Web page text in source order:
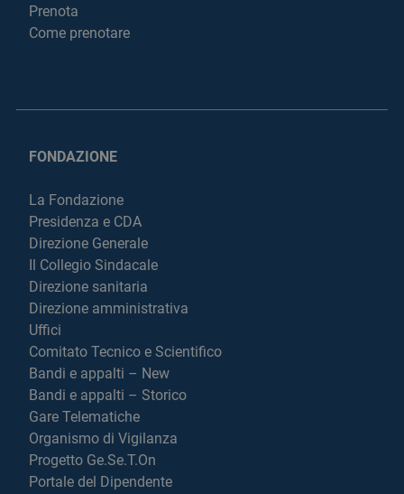
Prenota
Come prenotare
FONDAZIONE
La Fondazione
Presidenza e CDA
Direzione Generale
Il Collegio Sindacale
Direzione sanitaria
Direzione amministrativa
Uffici
Comitato Tecnico e Scientifico
Bandi e appalti – New
Bandi e appalti – Storico
Gare Telematiche
Organismo di Vigilanza
Progetto Ge.Se.T.On
Portale del Dipendente